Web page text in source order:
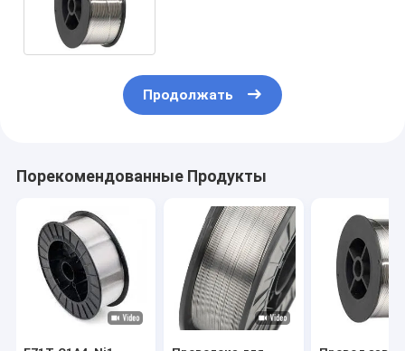
Продолжать
Порекомендованные Продукты